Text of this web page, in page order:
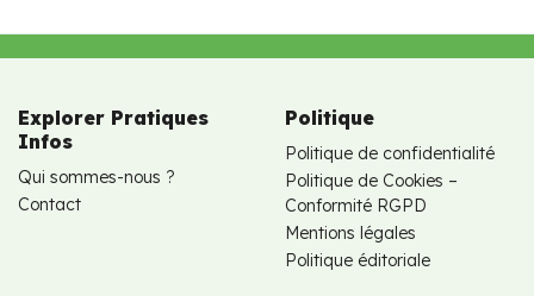
Explorer Pratiques
Infos
Qui sommes-nous ?
Contact
Politique
Politique de confidentialité
Politique de Cookies –
Conformité RGPD
Mentions légales
Politique éditoriale